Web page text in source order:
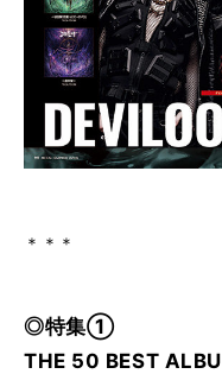
＊＊＊
◎特集①
THE 50 BEST